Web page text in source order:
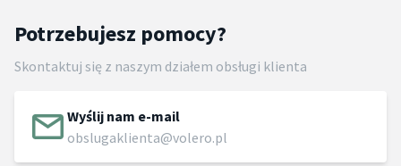
Potrzebujesz pomocy?
Skontaktuj się z naszym działem obsługi klienta
Wyślij nam e-mail
obslugaklienta@volero.pl